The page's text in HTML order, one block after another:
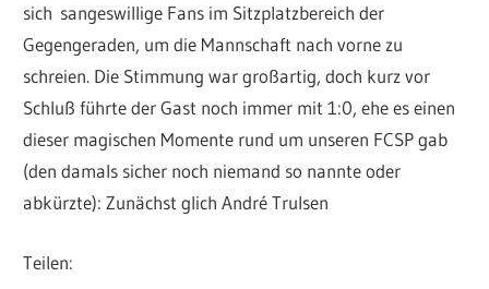
sich sangeswillige Fans im Sitzplatzbereich der
Gegengeraden, um die Mannschaft nach vorne zu
schreien. Die Stimmung war großartig, doch kurz vor
Schluß führte der Gast noch immer mit 1:0, ehe es einen
dieser magischen Momente rund um unseren FCSP gab
(den damals sicher noch niemand so nannte oder
abkürzte): Zunächst glich André Trulsen
Teilen: